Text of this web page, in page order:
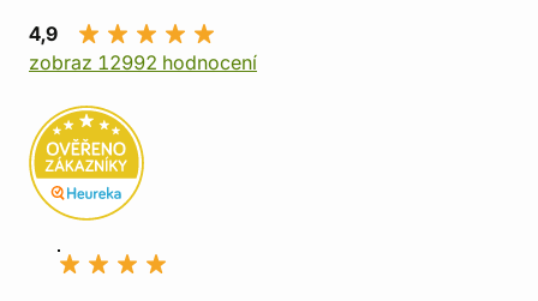
4,9
zobraz 12992 hodnocení